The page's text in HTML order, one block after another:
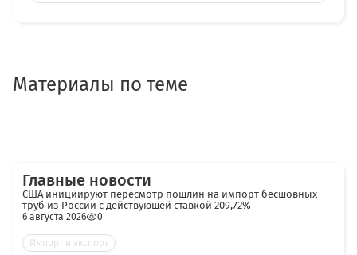
Материалы по теме
Главные новости
США инициируют пересмотр пошлин на импорт бесшовных
труб из России с действующей ставкой 209,72%
6 августа 2026 0
Импорт и экспорт